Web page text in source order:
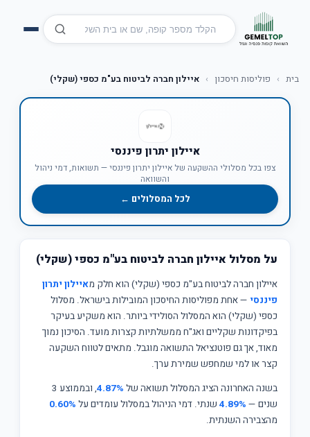
בית › פוליסות חיסכון › איילון חברה לביטוח בע"מ כספי (שקלי)
איילון יתרון פיננסי
צפו בכל מסלולי ההשקעה של איילון יתרון פיננסי — תשואות, דמי ניהול
והשוואה
לכל המסלולים ←
על מסלול איילון חברה לביטוח בע"מ כספי (שקלי)
איילון חברה לביטוח בע"מ כספי (שקלי) הוא חלק מאיילון יתרון
פיננסי — אחת מפוליסות החיסכון המובילות בישראל. מסלול
כספי (שקלי) הוא המסלול הסולידי ביותר. הוא משקיע בעיקר
בפיקדונות שקליים ואג"ח ממשלתיות קצרות מועד. הסיכון נמוך
מאוד, אך גם פוטנציאל התשואה מוגבל. מתאים לטווח השקעה
קצר או למי שמחפש שמירת ערך.
בשנה האחרונה הציג המסלול תשואה של 4.87%
, ובממוצע 3
שנים — 4.89% שנתי. דמי הניהול במסלול עומדים על 0.60%
מהצבירה השנתית.